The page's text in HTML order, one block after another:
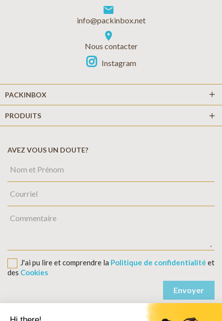
markunread
info@packinbox.net
location_on
Nous contacter
Instagram
PACKINBOX add
PRODUITS add
AVEZ VOUS UN DOUTE?
J'ai pu lire et comprendre la Politique de confidentialité et
des Cookies